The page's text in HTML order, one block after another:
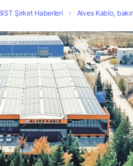
Şirket Haberleri Alves Kablo,